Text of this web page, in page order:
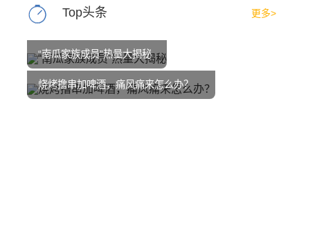
Top头条 更多>
“南瓜家族成员”热量大揭秘
烧烤撸串加啤酒，痛风痛来怎么办？